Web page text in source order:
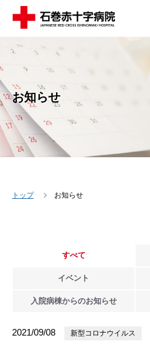
医療関係者の方
お知らせ
トップ お知らせ
すべて
イベント
入院病棟からのお知らせ
2021/09/08 新型コロナウイルス